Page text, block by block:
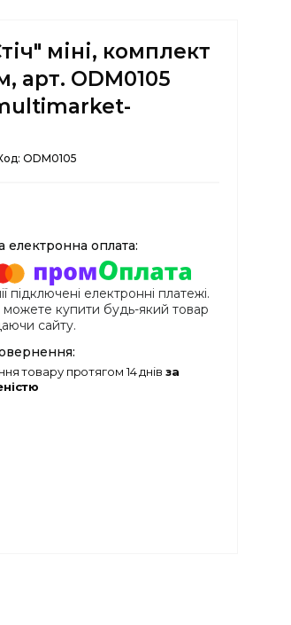
міні, комплект
арт. ODM0105
ODM0105
підключені електронні платежі.
купити будь-який товар
сайту.
товару протягом 14 днів за